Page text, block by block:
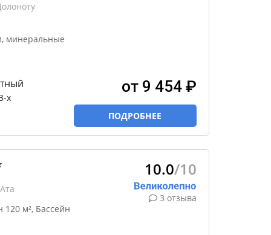
минеральные
х
от 9 454 ₽
ПОДРОБНЕЕ
м², Бассейн
10.0/10
3 отзыва